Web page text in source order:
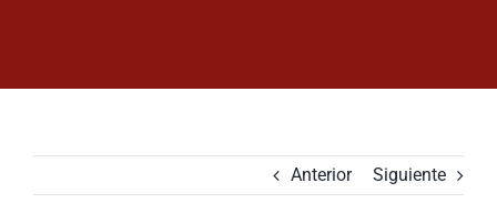
Anterior Siguiente